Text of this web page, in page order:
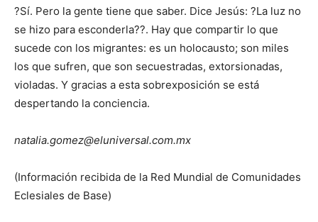
?Sí. Pero la gente tiene que saber. Dice Jesús: ?La luz no
se hizo para esconderla??. Hay que compartir lo que
sucede con los migrantes: es un holocausto; son miles
los que sufren, que son secuestradas, extorsionadas,
violadas. Y gracias a esta sobrexposición se está
despertando la conciencia.
natalia.gomez@eluniversal.com.mx
(Información recibida de la Red Mundial de Comunidades
Eclesiales de Base)